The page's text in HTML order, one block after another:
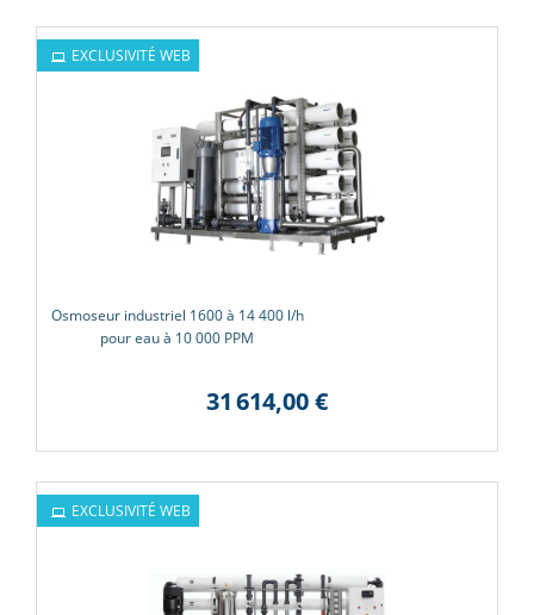
Osmoseur industriel 1600 à 14 400 l/h
pour eau à 10 000 PPM
31 614,00 €
EXCLUSIVITÉ WEB
EXCLUSIVITÉ WEB